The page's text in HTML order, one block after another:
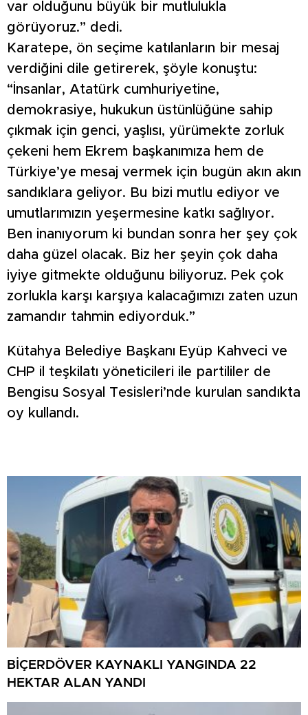
var olduğunu büyük bir mutlulukla
görüyoruz.” dedi.
Karatepe, ön seçime katılanların bir mesaj
verdiğini dile getirerek, şöyle konuştu:
“İnsanlar, Atatürk cumhuriyetine,
demokrasiye, hukukun üstünlüğüne sahip
çıkmak için genci, yaşlısı, yürümekte zorluk
çekeni hem Ekrem başkanımıza hem de
Türkiye’ye mesaj vermek için bugün akın akın
sandıklara geliyor. Bu bizi mutlu ediyor ve
umutlarımızın yeşermesine katkı sağlıyor.
Ben inanıyorum ki bundan sonra her şey çok
daha güzel olacak. Biz her şeyin çok daha
iyiye gitmekte olduğunu biliyoruz. Pek çok
zorlukla karşı karşıya kalacağımızı zaten uzun
zamandır tahmin ediyorduk.”
Kütahya Belediye Başkanı Eyüp Kahveci ve
CHP il teşkilatı yöneticileri ile partililer de
Bengisu Sosyal Tesisleri’nde kurulan sandıkta
oy kullandı.
BİÇERDÖVER KAYNAKLI YANGINDA 22
HEKTAR ALAN YANDI